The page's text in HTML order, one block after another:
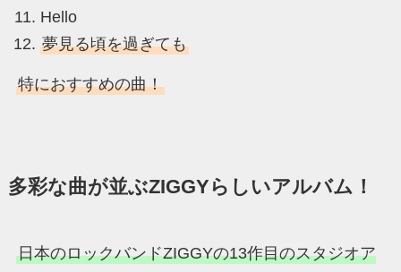
Hello
夢見る頃を過ぎても
特におすすめの曲！
多彩な曲が並ぶZIGGYらしいアルバム！
日本のロックバンドZIGGYの13作目のスタジオア